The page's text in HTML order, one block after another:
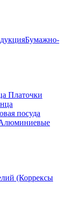
Бумажно-
Платочки
посуда
(Коррексы